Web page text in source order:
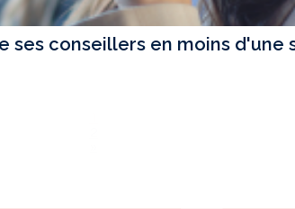
ses conseillers en moins d'une